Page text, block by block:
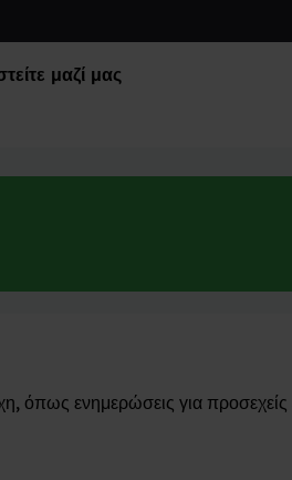
μαζί μας
όπως ενημερώσεις για